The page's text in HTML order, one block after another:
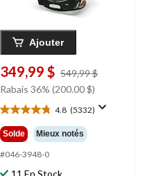
Ajouter
349,99 $ 549,99 $
Rabais 36% (200.00 $)
4.8 (5332)
4.8
étoile(s)
sur
5.
5332
Solde Mieux notés
#046-3948-0
11 En Stock